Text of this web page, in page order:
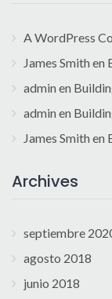
A WordPress
James Smith en
admin en
admin en
James Smith en
Archives
septiembre
agosto 2018
junio 2018